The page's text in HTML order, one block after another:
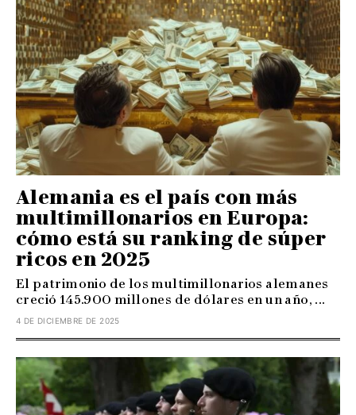
Alemania es el país con más
multimillonarios en Europa:
cómo está su ranking de súper
ricos en 2025
El patrimonio de los multimillonarios alemanes
creció 145.900 millones de dólares en un año, ...
4 DE DICIEMBRE DE 2025